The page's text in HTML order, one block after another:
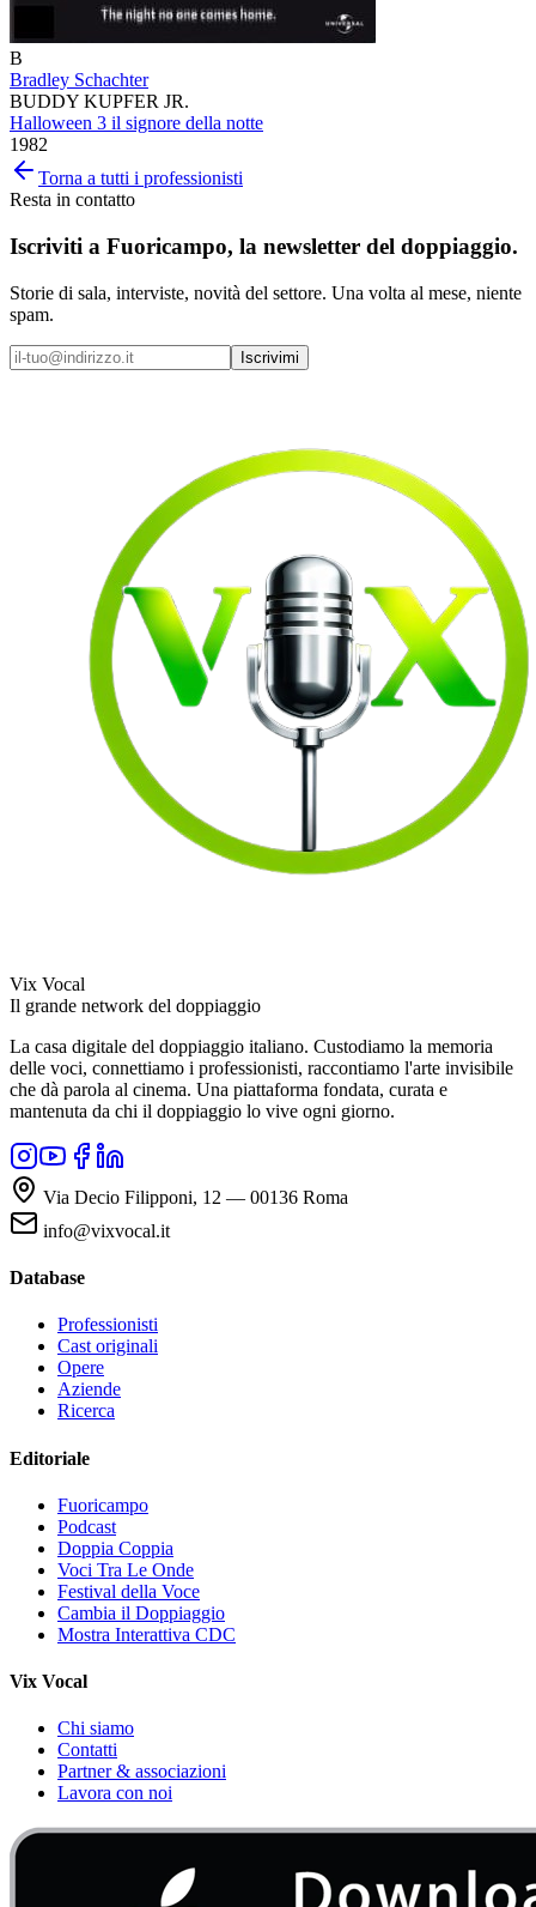
B
Bradley Schachter
BUDDY KUPFER JR.
Halloween 3 il signore della notte
1982
Torna a tutti i professionisti
Resta in contatto
Iscriviti a Fuoricampo, la newsletter del doppiaggio.
Storie di sala, interviste, novità del settore. Una volta al mese, niente
spam.
Iscrivimi
Vix Vocal
Il grande network del doppiaggio
La casa digitale del doppiaggio italiano. Custodiamo la memoria
delle voci, connettiamo i professionisti, raccontiamo l'arte invisibile
che dà parola al cinema. Una piattaforma fondata, curata e
mantenuta da chi il doppiaggio lo vive ogni giorno.
Via Decio Filipponi, 12 — 00136 Roma
info@vixvocal.it
Database
Professionisti
Cast originali
Opere
Aziende
Ricerca
Editoriale
Fuoricampo
Podcast
Doppia Coppia
Voci Tra Le Onde
Festival della Voce
Cambia il Doppiaggio
Mostra Interattiva CDC
Vix Vocal
Chi siamo
Contatti
Partner & associazioni
Lavora con noi